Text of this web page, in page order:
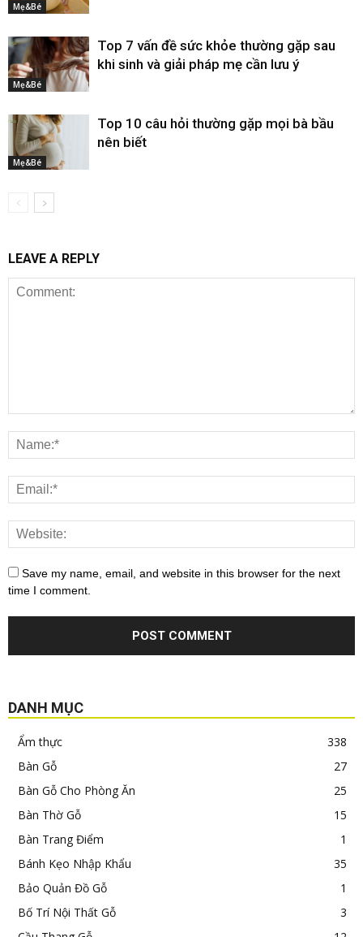
Mẹ&Bé
Mẹ&Bé
Top 7 vấn đề sức khỏe thường gặp sau
khi sinh và giải pháp mẹ cần lưu ý
Mẹ&Bé
Top 10 câu hỏi thường gặp mọi bà bầu
nên biết
LEAVE A REPLY
Save my name, email, and website in this browser for the next
time I comment.
DANH MỤC
Ẩm thực
338
Bàn Gỗ
27
Bàn Gỗ Cho Phòng Ăn
25
Bàn Thờ Gỗ
15
Bàn Trang Điểm
1
Bánh Kẹo Nhập Khẩu
35
Bảo Quản Đồ Gỗ
1
Bố Trí Nội Thất Gỗ
3